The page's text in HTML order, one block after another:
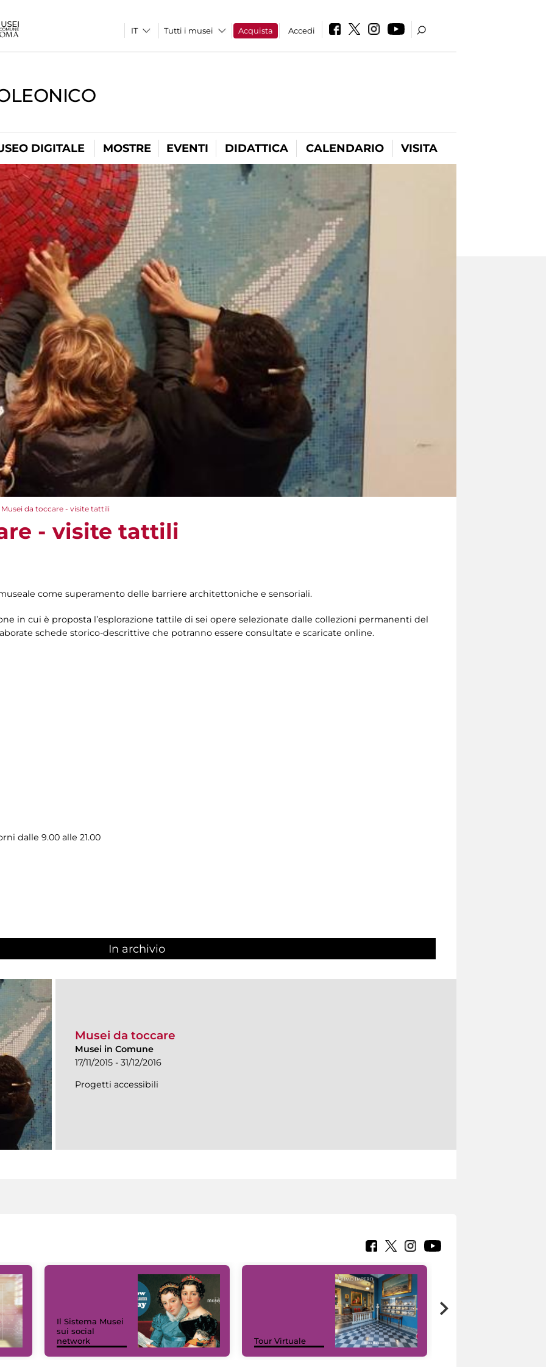
Tutti i musei Acquista Accedi
DIGITALE MOSTRE EVENTI DIDATTICA CALENDARIO VISITA
Musei da toccare - visite tattili
- visite tattili
museale come superamento delle barriere architettoniche e sensoriali.
in cui è proposta l’esplorazione tattile di sei opere selezionate dalle collezioni permanenti del
schede storico-descrittive che potranno essere consultate e scaricate online.
dalle 9.00 alle 21.00
In archivio
Musei da toccare
Musei in Comune
17/11/2015 - 31/12/2016
Progetti accessibili
Il Sistema Musei
sui social
network
Tour Virtuale